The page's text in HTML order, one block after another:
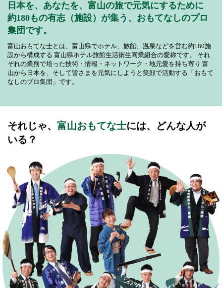
日本を、あなたを、富山の旅で元気にするために
約180もの有志（施設）が集う、おもてなしのプロ
集団です。
富山おもてな士とは、富山県でホテル、旅館、温泉などを営む約180施
設から構成する 富山県ホテル旅館生活衛生同業組合の愛称です。
それ
ぞれの業務で培った技術・情報・ネットワーク・地元愛を持ち寄り 富
山から日本を、そして皆さまを元気にしようと笑顔で活動する「おもて
なしのプロ集団」です。
それじゃ、 富山おもてな士には、どんな人が
いる？